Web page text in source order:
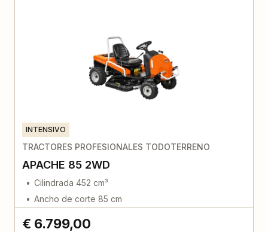
INTENSIVO
TRACTORES PROFESIONALES TODOTERRENO
APACHE 85 2WD
Cilindrada 452 cm³
Ancho de corte 85 cm
€ 6.799,00